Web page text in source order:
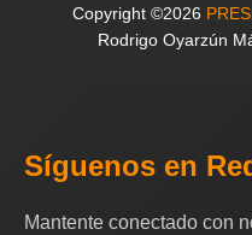
Copyright ©2026
Rodrigo Oyarzún
Síguenos en
Mantente conectado con